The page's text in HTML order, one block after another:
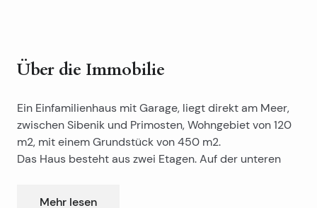
Über die Immobilie
Ein Einfamilienhaus mit Garage, liegt direkt am Meer,
zwischen Sibenik und Primosten, Wohngebiet von 120
m2, mit einem Grundstück von 450 m2.
Das Haus besteht aus zwei Etagen. Auf der unteren
Mehr lesen